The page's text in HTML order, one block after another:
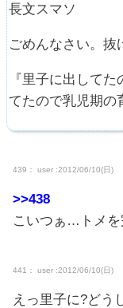
長文スマソ
ごめんなさい。
『里子に出して
てたので乳児期の
439： user :2012/06/10(日)
>>438
こいつぁ…トメ
441： user :2012/06/10(日)
えっ里子に?どう